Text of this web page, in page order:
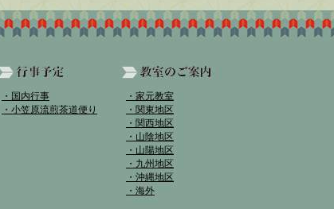
・国内行事
・小笠原流煎茶道便り
・家元教室
・関東地区
・関西地区
・山陰地区
・山陽地区
・九州地区
・沖縄地区
・海外